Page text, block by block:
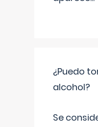
¿Puedo
alcohol?
Se